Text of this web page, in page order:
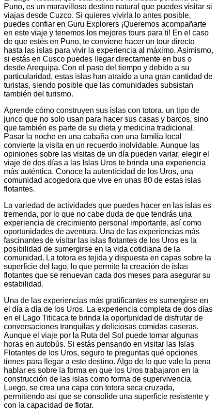
Puno, es un maravilloso destino natural que puedes visitar si
viajas desde Cuzco. Si quieres vivirla lo antes posible,
puedes confiar en Guru Explorers ¡Queremos acompañarte
en este viaje y tenemos los mejores tours para ti! En el caso
de que estés en Puno, te conviene hacer un tour directo
hasta las islas para vivir la experiencia al máximo. Asimismo,
si estás en Cusco puedes llegar directamente en bus o
desde Arequipa. Con el paso del tiempo y debido a su
particularidad, estas islas han atraído a una gran cantidad de
turistas, siendo posible que las comunidades subsistan
también del turismo.
Aprende cómo construyen sus islas con totora, un tipo de
junco que no solo usan para hacer sus casas y barcos, sino
que también es parte de su dieta y medicina tradicional.
Pasar la noche en una cabaña con una familia local
convierte la visita en un recuerdo inolvidable. Aunque las
opiniones sobre las visitas de un día pueden variar, elegir el
viaje de dos días a las Islas Uros te brinda una experiencia
más auténtica. Conoce la autenticidad de los Uros, una
comunidad acogedora que vive en unas 80 de estas islas
flotantes.
La variedad de actividades que puedes hacer en las islas es
tremenda, por lo que no cabe duda de que tendrás una
experiencia de crecimiento personal importante, así como
oportunidades de aventura. Una de las experiencias más
fascinantes de visitar las islas flotantes de los Uros es la
posibilidad de sumergirse en la vida cotidiana de la
comunidad. La totora es tejida y dispuesta en capas sobre la
superficie del lago, lo que permite la creación de islas
flotantes que se renuevan cada dos meses para asegurar su
estabilidad.
Una de las experiencias más gratificantes es sumergirse en
el día a día de los Uros. La experiencia completa de dos días
en el Lago Titicaca te brinda la oportunidad de disfrutar de
conversaciones tranquilas y deliciosas comidas caseras.
Aunque el viaje por la Ruta del Sol puede tomar algunas
horas en autobús. Si estás pensando en visitar las Islas
Flotantes de los Uros, seguro te preguntas qué opciones
tienes para llegar a este destino. Algo de lo que vale la pena
hablar es sobre la forma en que los Uros trabajaron en la
construcción de las islas como forma de supervivencia.
Luego, se crea una capa con totora seca cruzada,
permitiendo así que se consolide una superficie resistente y
con la capacidad de flotar.